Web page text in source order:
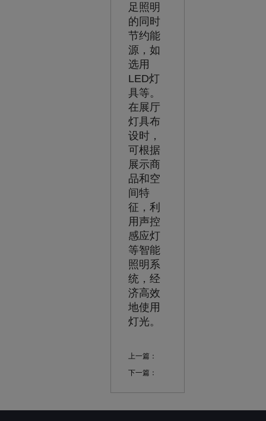
足照明
的同时
节约能
源，如
选用
LED灯
具等。
在展厅
灯具布
设时，
可根据
展示商
品和空
间特
征，利
用声控
感应灯
等智能
照明系
统，经
济高效
地使用
灯光。
上一篇：
下一篇：